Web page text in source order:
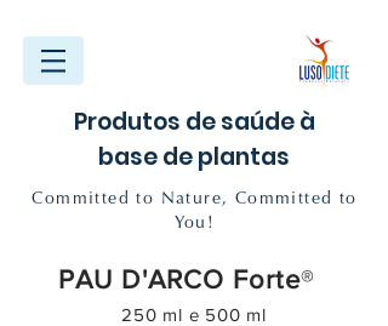
Produtos de saúde à
base de plantas
Committed to Nature, Committed to
You!
PAU D'ARCO Forte®
250 ml e 500 ml